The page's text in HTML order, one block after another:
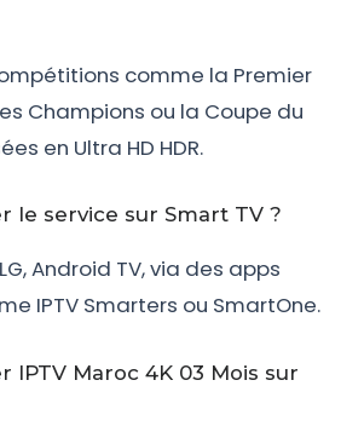
comme la Premier
Champions ou la Coupe du
en Ultra HD HDR.
le service sur Smart TV ?
Android TV, via des apps
IPTV Smarters ou SmartOne.
IPTV Maroc 4K 03 Mois sur